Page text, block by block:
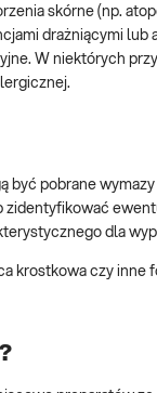
skórne (np.
drażniącymi lub
W niektórych
być pobrane
zidentyfikować
dla
krostkowa czy